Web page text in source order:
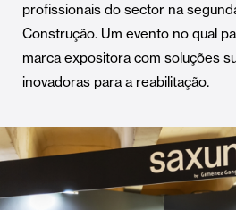
profissionais do sector na
Construção. Um evento no qual
marca expositora com soluções
inovadoras para a reabilitação.